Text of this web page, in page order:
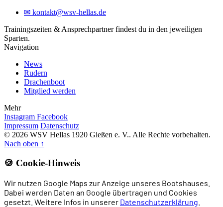
✉ kontakt@wsv-hellas.de
Trainingszeiten & Ansprechpartner findest du in den jeweiligen
Sparten.
Navigation
News
Rudern
Drachenboot
Mitglied werden
Mehr
Instagram Facebook
Impressum Datenschutz
© 2026 WSV Hellas 1920 Gießen e. V.. Alle Rechte vorbehalten.
Nach oben ↑
🍪 Cookie-Hinweis
Wir nutzen Google Maps zur Anzeige unseres Bootshauses.
Dabei werden Daten an Google übertragen und Cookies
gesetzt. Weitere Infos in unserer Datenschutzerklärung